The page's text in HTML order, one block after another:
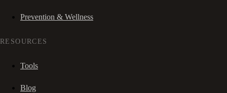
Prevention & Wellness
RESOURCES
Tools
Blog